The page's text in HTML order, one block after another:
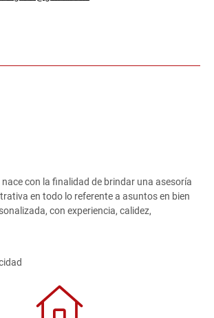
con la finalidad de brindar una asesoría
en todo lo referente a asuntos en bien
con experiencia, calidez,